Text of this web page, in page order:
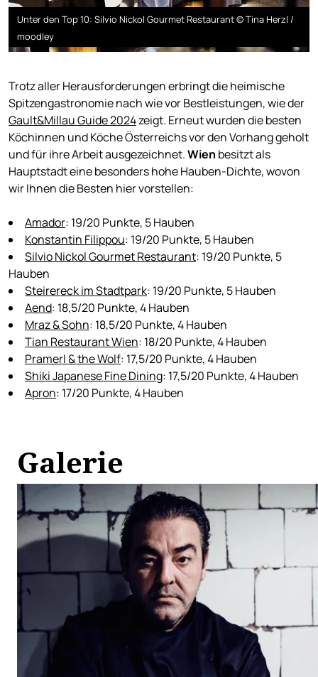
Unter den Top 10: Silvio Nickol Gourmet Restaurant © Tina Herzl /
moodley
Trotz aller Herausforderungen erbringt die heimische
Spitzengastronomie nach wie vor Bestleistungen, wie der
Gault&Millau Guide 2024zeigt. Erneut wurden die besten
Köchinnen und Köche Österreichs vor den Vorhang geholt
und für ihre Arbeit ausgezeichnet.Wien besitzt als
Hauptstadt eine besonders hohe Hauben-Dichte, wovon
wir Ihnen die Besten hier vorstellen:
Amador: 19/20 Punkte, 5 Hauben
Konstantin Filippou: 19/20 Punkte, 5 Hauben
Silvio Nickol Gourmet Restaurant: 19/20 Punkte, 5
Hauben
Steirereck im Stadtpark: 19/20 Punkte, 5 Hauben
Aend: 18,5/20 Punkte, 4 Hauben
Mraz & Sohn: 18,5/20 Punkte, 4 Hauben
Tian Restaurant Wien: 18/20 Punkte, 4 Hauben
Pramerl & the Wolf: 17,5/20 Punkte, 4 Hauben
Shiki Japanese Fine Dining: 17,5/20 Punkte, 4 Hauben
Apron: 17/20 Punkte, 4 Hauben
Galerie